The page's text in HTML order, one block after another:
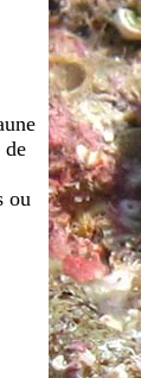
de
ou